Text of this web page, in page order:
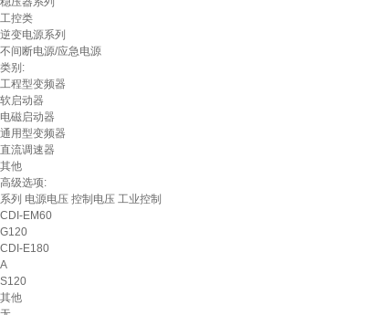
工控类
逆变电源系列
不间断电源/应急电源
类别:
工程型变频器
软启动器
电磁启动器
通用型变频器
直流调速器
其他
高级选项:
系列 电源电压 控制电压 工业控制
CDI-EM60
G120
CDI-E180
A
S120
其他